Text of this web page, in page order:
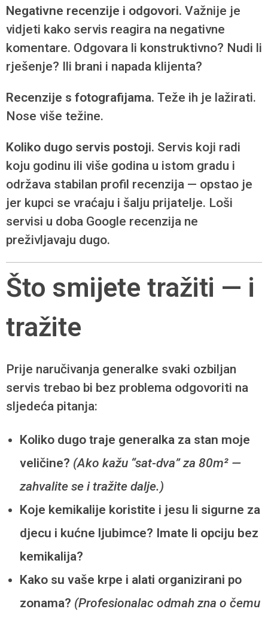
Negativne recenzije i odgovori. Važnije je
vidjeti kako servis reagira na negativne
komentare. Odgovara li konstruktivno? Nudi li
rješenje? Ili brani i napada klijenta?
Recenzije s fotografijama. Teže ih je lažirati.
Nose više težine.
Koliko dugo servis postoji. Servis koji radi
koju godinu ili više godina u istom gradu i
održava stabilan profil recenzija — opstao je
jer kupci se vraćaju i šalju prijatelje. Loši
servisi u doba Google recenzija ne
preživljavaju dugo.
Što smijete tražiti — i
tražite
Prije naručivanja generalke svaki ozbiljan
servis trebao bi bez problema odgovoriti na
sljedeća pitanja:
Koliko dugo traje generalka za stan moje
veličine? (Ako kažu “sat-dva” za 80m² —
zahvalite se i tražite dalje.)
Koje kemikalije koristite i jesu li sigurne za
djecu i kućne ljubimce? Imate li opciju bez
kemikalija?
Kako su vaše krpe i alati organizirani po
zonama? (Profesionalac odmah zna o čemu